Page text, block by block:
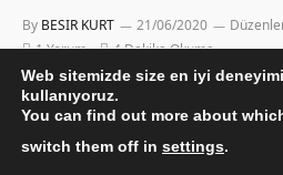
By BESIR KURT 21/06/2020
1 Yorum
4 Dakika Okuma
Web sitemizde size en iyi
kullanıyoruz.
You can find out more about
switch them off in settings.